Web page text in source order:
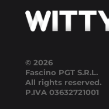
© 2026
Fascino PGT S.R.L.
All rights reserved.
P.IVA 03632721001